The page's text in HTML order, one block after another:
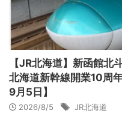
【JR北海道】新函館北
北海道新幹線開業10周
9月5日】
2026/8/5 JR北海道